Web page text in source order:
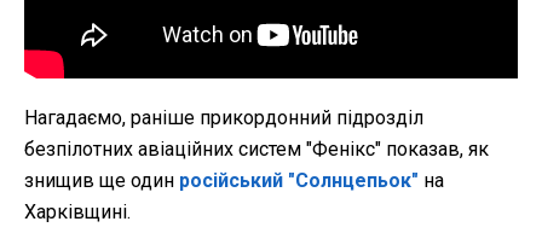
Нагадаємо, раніше прикордонний підрозділ
безпілотних авіаційних систем "Фенікс" показав, як
знищив ще один російський "Солнцепьок" на
Харківщині.